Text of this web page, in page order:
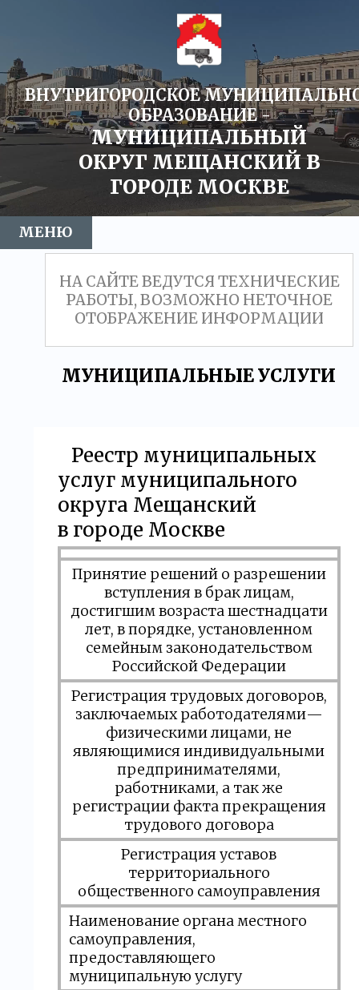
ВНУТРИГОРОДСКОЕ
ОБРАЗОВАНИЕ -
МУНИЦИПАЛЬНЫЙ
ОКРУГ МЕЩАНСКИЙ В
ГОРОДЕ МОСКВЕ
НОВОСТИ
МУНИЦИПАЛЬНЫЙ ОКРУГ
СОВЕТ ДЕПУТАТОВ
АДМИНИСТРАЦИЯ
ПРОТИВОДЕЙСТВИЕ КОРРУПЦИИ
ЭЛЕКТРОННАЯ ПРИЕМНАЯ
ГАЗЕТА
МЕНЮ
НА САЙТЕ ВЕДУТСЯ ТЕХНИЧЕСКИЕ
РАБОТЫ, ВОЗМОЖНО НЕТОЧНОЕ
ОТОБРАЖЕНИЕ ИНФОРМАЦИИ
МУНИЦИПАЛЬНЫЕ УСЛУГИ
Реестр муниципальных
услуг муниципального
округа Мещанский
в городе Москве
Принятие решений о разрешении
вступления в брак лицам,
достигшим возраста шестнадцати
лет, в порядке, установленном
семейным законодательством
Российской Федерации
Регистрация трудовых договоров,
заключаемых работодателями—
физическими лицами, не
являющимися индивидуальными
предпринимателями,
работниками, а так же
регистрации факта прекращения
трудового договора
Регистрация уставов
территориального
общественного самоуправления
Наименование органа местного
самоуправления,
предоставляющего
муниципальную услугу